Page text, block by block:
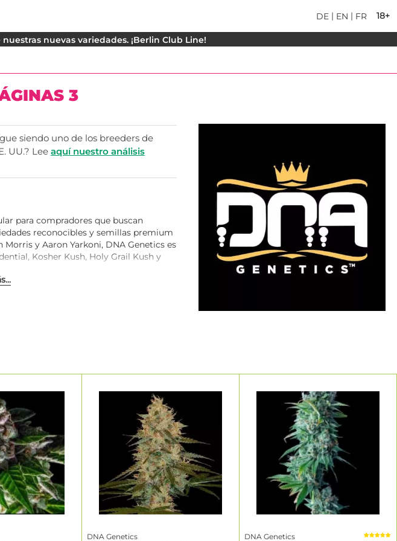
18+
DE | EN | FR
nuevas variedades. ¡Berlin Club Line!
3
siendo uno de los breeders de
UU.? Lee aquí nuestro análisis
para compradores que buscan
reconocibles y semillas premium
y Aaron Yarkoni, DNA Genetics es
Kosher Kush, Holy Grail Kush y
y disponibilidad actual. Según el
en Linda Seeds
de un catálogo de breeders
de cannabis consolidadas y bancos de
variedades DNA Genetics dentro de
en la identidad del breeder y la calidad
relevante para compradores que
líneas Kush clásicas, híbridos ricos
otros tipos de semillas DNA Genetics.
y Kosher Kush.
de floración.DNA Genetics DNA Genetics